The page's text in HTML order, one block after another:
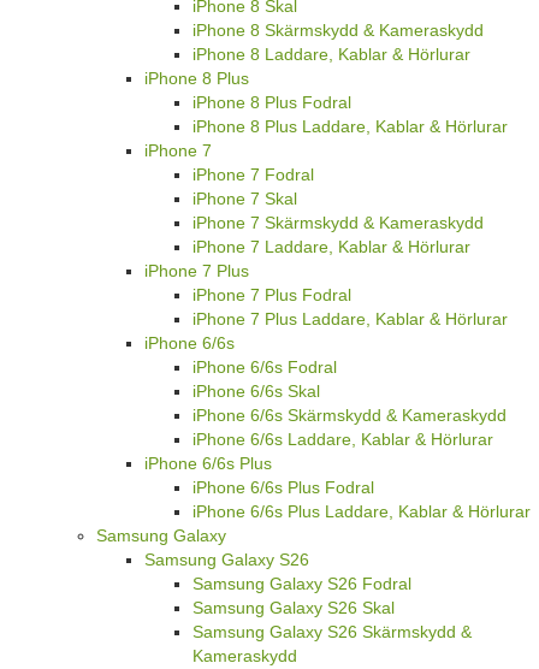
iPhone 8 Skal
iPhone 8 Skärmskydd & Kameraskydd
iPhone 8 Laddare, Kablar & Hörlurar
iPhone 8 Plus
iPhone 8 Plus Fodral
iPhone 8 Plus Laddare, Kablar & Hörlurar
iPhone 7
iPhone 7 Fodral
iPhone 7 Skal
iPhone 7 Skärmskydd & Kameraskydd
iPhone 7 Laddare, Kablar & Hörlurar
iPhone 7 Plus
iPhone 7 Plus Fodral
iPhone 7 Plus Laddare, Kablar & Hörlurar
iPhone 6/6s
iPhone 6/6s Fodral
iPhone 6/6s Skal
iPhone 6/6s Skärmskydd & Kameraskydd
iPhone 6/6s Laddare, Kablar & Hörlurar
iPhone 6/6s Plus
iPhone 6/6s Plus Fodral
iPhone 6/6s Plus Laddare, Kablar & Hörlurar
Samsung Galaxy
Samsung Galaxy S26
Samsung Galaxy S26 Fodral
Samsung Galaxy S26 Skal
Samsung Galaxy S26 Skärmskydd &
Kameraskydd